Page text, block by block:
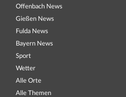
Offenbach News
Gießen News
Fulda News
Bayern News
Sport
Wetter
Alle Orte
Alle Themen